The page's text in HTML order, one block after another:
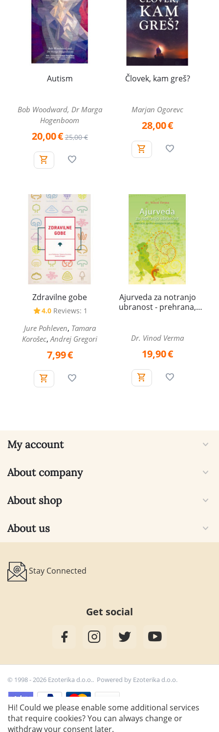
22,91€
Autism
Bob Woodward, Dr Marga
Hogenboom
20,00€ 25,00 €
Človek, kam greš?
Marjan Ogorevc
28,00€
Zdravilne gobe
4.0 Reviews: 1
Jure Pohleven, Tamara
Korošec,Andrej Gregori
7,99€
Ajurveda za notranjo
ubranost - prehrana,
Dr. Vinod Verma
19,90€
My account
About company
About shop
About us
Stay Connected
Get social
© 1998 - 2026 Ezoterika d.o.o.. Powered by Ezoterika d.o.o.
Hi! Could we please enable some additional services
that require cookies? You can always change or
withdraw your consent later.